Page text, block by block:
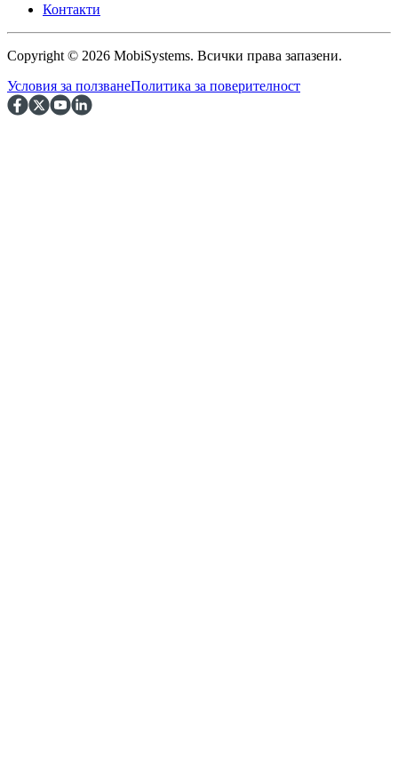
Контакти
Copyright © 2026 MobiSystems. Всички права запазени.
Условия за ползванеПолитика за поверителност